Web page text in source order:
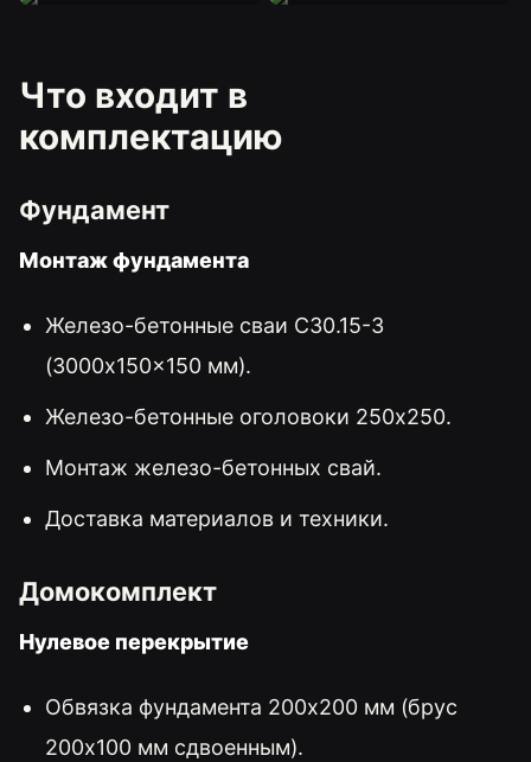
Что входит в
комплектацию
Фундамент
Монтаж фундамента
Железо-бетонные сваи С30.15-3
(3000x150x150 мм).
Железо-бетонные оголовоки 250x250.
Монтаж железо-бетонных свай.
Доставка материалов и техники.
Домокомплект
Нулевое перекрытие
Обвязка фундамента 200x200 мм (брус
200x100 мм сдвоенным).